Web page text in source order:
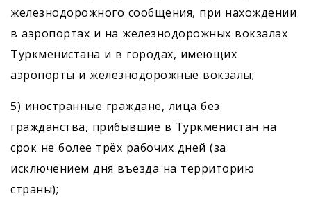
железнодорожного сообщения, при нахождении
в аэропортах и на железнодорожных вокзалах
Туркменистана и в городах, имеющих
аэропорты и железнодорожные вокзалы;
5) иностранные граждане, лица без
гражданства, прибывшие в Туркменистан на
срок не более трёх рабочих дней (за
исключением дня въезда на территорию
страны);